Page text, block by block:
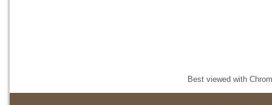
Best viewed with